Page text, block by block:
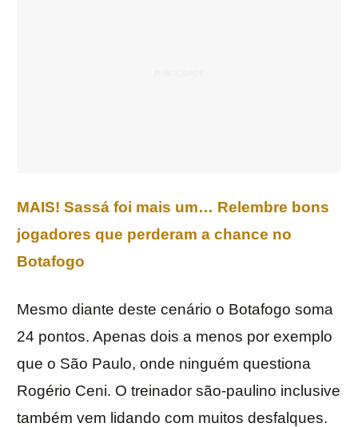
MAIS! Sassá foi mais um… Relembre bons
jogadores que perderam a chance no
Botafogo
Mesmo diante deste cenário o Botafogo soma
24 pontos. Apenas dois a menos por exemplo
que o São Paulo, onde ninguém questiona
Rogério Ceni. O treinador são-paulino inclusive
também vem lidando com muitos desfalques.